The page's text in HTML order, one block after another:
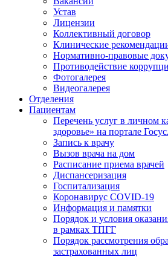
Устав
Лицензии
Коллективный договор
Клинические
Нормативно-правовые
Противодействие
Фотогалерея
Видеогалерея
Отделения
Пациентам
Перечень услуг в личном
здоровье» на портале
Запись к врачу
Вызов врача на дом
Расписание приема врачей
Диспансеризация
Госпитализация
Коронавирус COVID-19
Информация и памятки
Порядок и условия
в рамках ТПГГ
Порядок рассмотрения
застрахованных лиц